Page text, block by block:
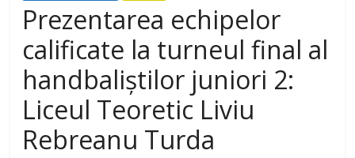
Prezentarea echipelor
calificate la turneul final al
handbaliștilor juniori 2:
Liceul Teoretic Liviu
Rebreanu Turda